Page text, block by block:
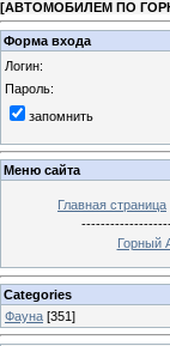
[АВТОМОБИЛЕМ ПО
Форма входа
Логин:
Пароль:
запомнить
Меню сайта
Главная страница
Горный
Categories
Фауна [351]